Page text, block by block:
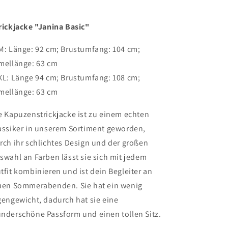
"Janina Basic"
Länge: 92 cm; Brustumfang: 104 cm;
63 cm
Länge 94 cm; Brustumfang: 108 cm;
63 cm
Kapuzenstrickjacke ist zu einem echten
in unserem Sortiment geworden,
ihr schlichtes Design und der großen
an Farben lässt sie sich mit jedem
kombinieren und ist dein Begleiter an
Sommerabenden. Sie hat ein wenig
dadurch hat sie eine
Passform und einen tollen Sitz.